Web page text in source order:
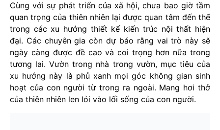
Cùng với sự phát triển của xã hội, chưa bao giờ tầm
quan trọng của thiên nhiên lại được quan tâm đến thế
trong các xu hướng thiết kế kiến trúc nội thất hiện
đại. Các chuyên gia còn dự báo rằng vai trò này sẽ
ngày càng được đề cao và coi trọng hơn nữa trong
tương lai. Vườn trong nhà trong vườn, mục tiêu của
xu hướng này là phủ xanh mọi góc không gian sinh
hoạt của con người từ trong ra ngoài. Mang hơi thở
của thiên nhiên len lỏi vào lối sống của con người.